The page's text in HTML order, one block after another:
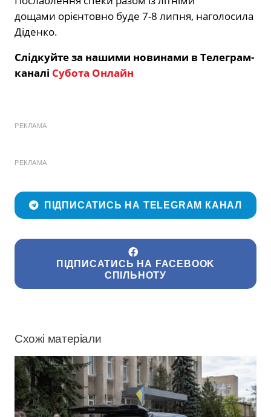
дощами орієнтовно буде 7-8 липня, наголосила
Діденко.
Слідкуйте за нашими новинами в Телеграм-
каналі Субота Онлайн
РЕКЛАМА
РЕКЛАМА
ПІДПИСАТИСЬ НА TELEGRAM КАНАЛ
ПІДПИСАТИСЬ НА FACEBOOK
СПІЛЬНОТУ
Схожі матеріали